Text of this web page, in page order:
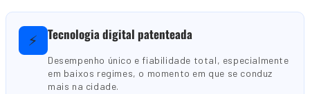
⚡ Tecnologia digital patenteada
Desempenho único e fiabilidade total, especialmente
em baixos regimes, o momento em que se conduz
mais na cidade.